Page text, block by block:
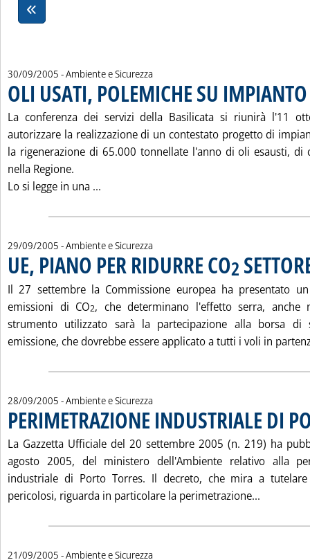
30/09/2005 - Ambiente e Sicurezza
OLI USATI, POLEMICHE SU
La conferenza dei servizi della Basilicata si riunirà l'11
autorizzare la realizzazione di un contestato progetto di
la rigenerazione di 65.000 tonnellate l'anno di oli esausti, di
nella Regione.
Lo si legge in una ...
29/09/2005 - Ambiente e Sicurezza
UE, PIANO PER RIDURRE CO2
Il 27 settembre la Commissione europea ha presentato
emissioni di CO2, che determinano l'effetto serra, anche
strumento utilizzato sarà la partecipazione alla borsa
emissione, che dovrebbe essere applicato a tutti i voli in
28/09/2005 - Ambiente e Sicurezza
PERIMETRAZIONE INDUSTRIALE DI
La Gazzetta Ufficiale del 20 settembre 2005 (n. 219) ha
agosto 2005, del ministero dell'Ambiente relativo alla
industriale di Porto Torres. Il decreto, che mira a
pericolosi, riguarda in particolare la perimetrazione...
21/09/2005 - Ambiente e Sicurezza